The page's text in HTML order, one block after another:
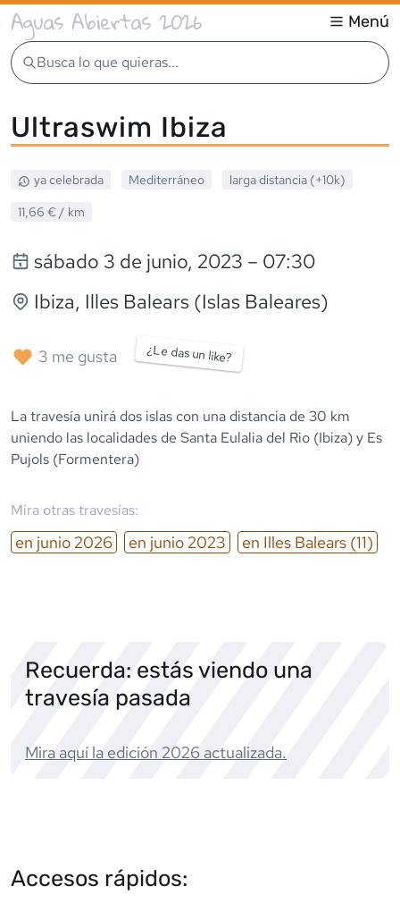
Aguas Abiertas 2026 Menú
Busca lo que quieras...
Ultraswim Ibiza
ya celebrada Mediterráneo
larga distancia (+10k)
11,66 € / km
sábado 3 de junio, 2023 – 07:30
Ibiza, Illes Balears (Islas Baleares)
3 me gusta ¿Le das un like?
La travesía unirá dos islas con una distancia de 30 km
uniendo las localidades de Santa Eulalia del Rio (Ibiza) y Es
Pujols (Formentera)
Mira otras travesías:
en junio 2026 en junio 2023 en Illes Balears (11)
Recuerda: estás viendo una
travesía pasada
Mira aquí la edición 2026 actualizada.
Accesos rápidos: